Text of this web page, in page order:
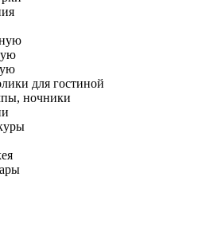
для гостиной
ночники